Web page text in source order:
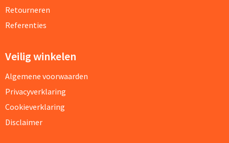
Retourneren
Referenties
Veilig winkelen
Algemene voorwaarden
Privacyverklaring
Cookieverklaring
Disclaimer